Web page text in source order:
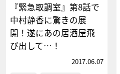
『緊急取調室』第8話で
中村静香に驚きの展
開！遂にあの居酒屋飛
び出して…！
2017.06.07